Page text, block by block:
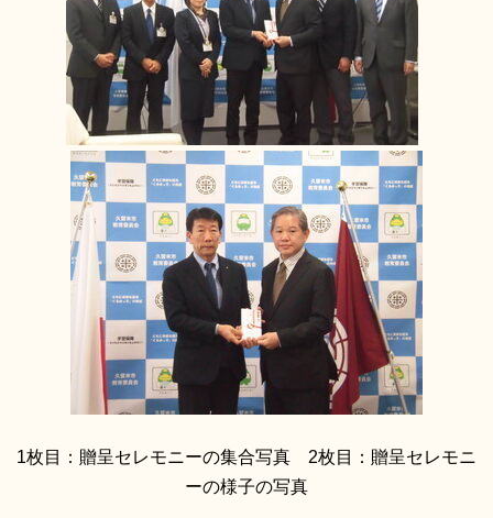
1枚目：贈呈セレモニーの集合写真 2枚目：贈呈セレモニ
ーの様子の写真